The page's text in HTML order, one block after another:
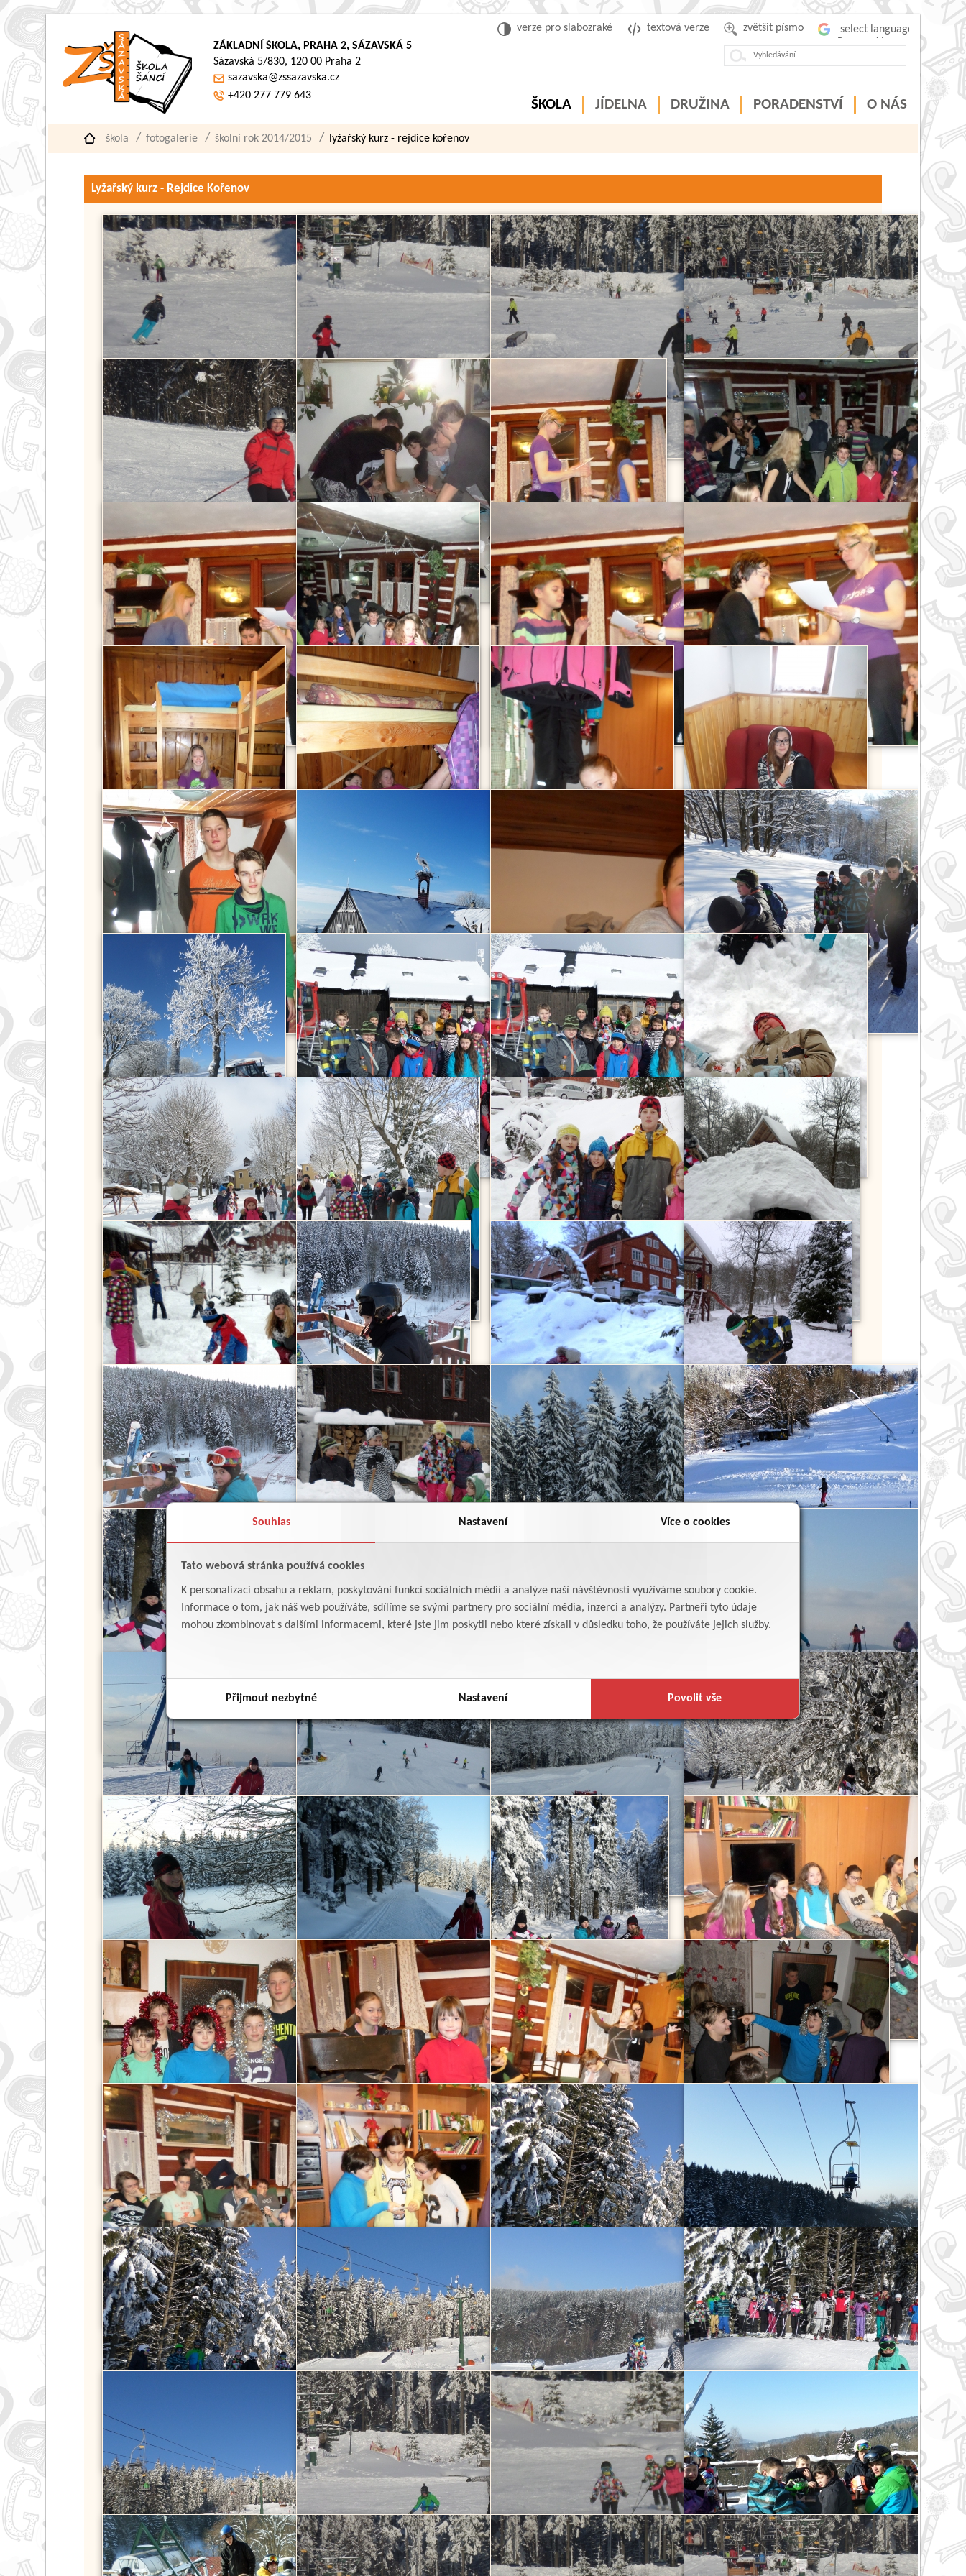
Souhlas Nastavení Více o cookies
Tato webová stránka používá cookies
K personalizaci obsahu a reklam, poskytování funkcí sociálních médií a analýze naší návštěvnosti využíváme soubory cookie.
Informace o tom, jak náš web používáte, sdílíme se svými partnery pro sociální média, inzerci a analýzy. Partneři tyto údaje
mohou zkombinovat s dalšími informacemi, které jste jim poskytli nebo které získali v důsledku toho, že používáte jejich služby.
Přijmout nezbytné Nastavení Povolit vše
zvětšit písmo
textová verze
verze pro slabozraké
ZÁKLADNÍ ŠKOLA, PRAHA 2, SÁZAVSKÁ 5
Sázavská 5/830, 120 00 Praha 2
sazavska@zssazavska.cz
+420 277 779 643
ŠKOLA JÍDELNA DRUŽINA PORADENSTVÍ O NÁS
škola fotogalerie školní rok 2014/2015 lyžařský kurz - rejdice kořenov
Lyžařský kurz - Rejdice Kořenov